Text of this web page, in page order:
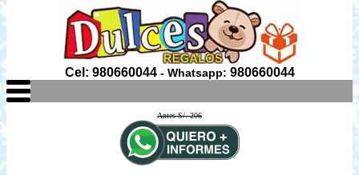
Cel: 980660044- Whatsapp: 980660044
Antes S/. 206